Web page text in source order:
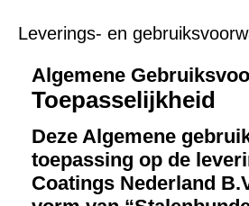
Leverings- en
Algemene
Toepasselijkheid
Deze Algemene
toepassing op de
Coatings Nederland